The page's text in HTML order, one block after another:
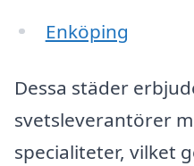
Enköping
Dessa städer
svetsleverantörer
specialiteter, vilket